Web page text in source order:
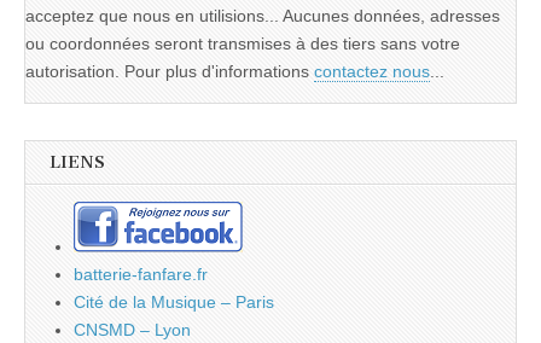
acceptez que nous en utilisions... Aucunes données, adresses
ou coordonnées seront transmises à des tiers sans votre
autorisation. Pour plus d'informations contactez nous...
LIENS
batterie-fanfare.fr
Cité de la Musique – Paris
CNSMD – Lyon